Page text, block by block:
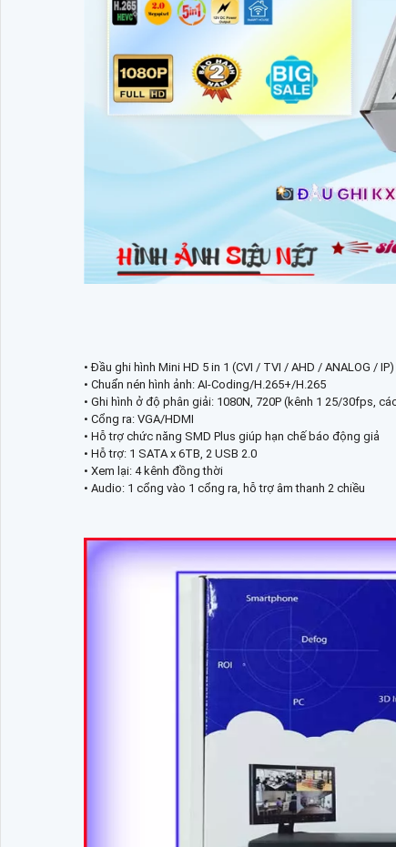
• Đầu ghi hình Mini HD 5 in 1 (CVI / TVI / AHD / ANALOG /
• Chuẩn nén hình ảnh: AI-Coding/H.265+/H.265
• Ghi hình ở độ phân giải: 1080N, 720P (kênh 1 25/30fps,
• Cổng ra: VGA/HDMI
• Hỗ trợ chức năng SMD Plus giúp hạn chế báo động giả
• Hỗ trợ: 1 SATA x 6TB, 2 USB 2.0
• Xem lại: 4 kênh đồng thời
• Audio: 1 cổng vào 1 cổng ra, hỗ trợ âm thanh 2 chiều